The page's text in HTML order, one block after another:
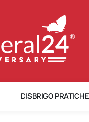
DISBRIGO PRATICHE